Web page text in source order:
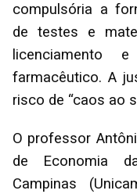
compulsória a
de testes e
licenciamento
farmacêutico. A
risco de “caos ao
O professor
de Economia
Campinas